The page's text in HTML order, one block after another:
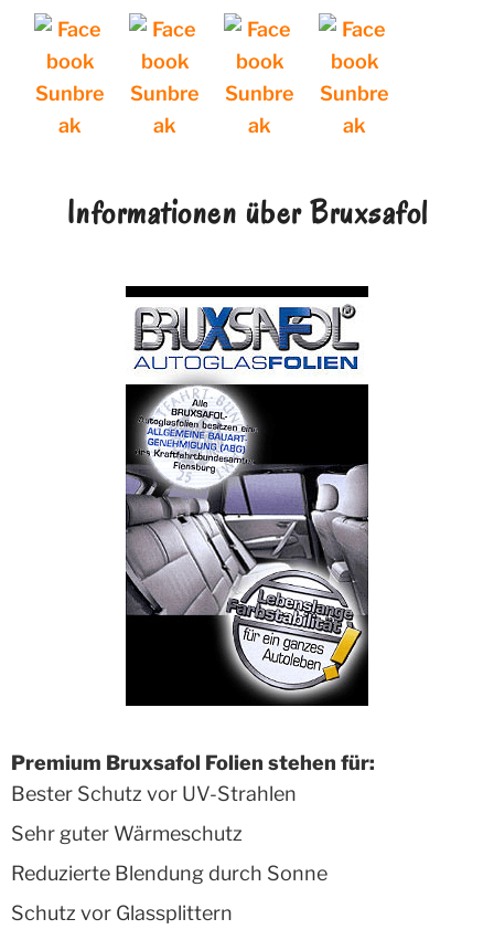
Informationen über Bruxsafol
Premium Bruxsafol Folien stehen für:
Bester Schutz vor UV-Strahlen
Sehr guter Wärmeschutz
Reduzierte Blendung durch Sonne
Schutz vor Glassplittern